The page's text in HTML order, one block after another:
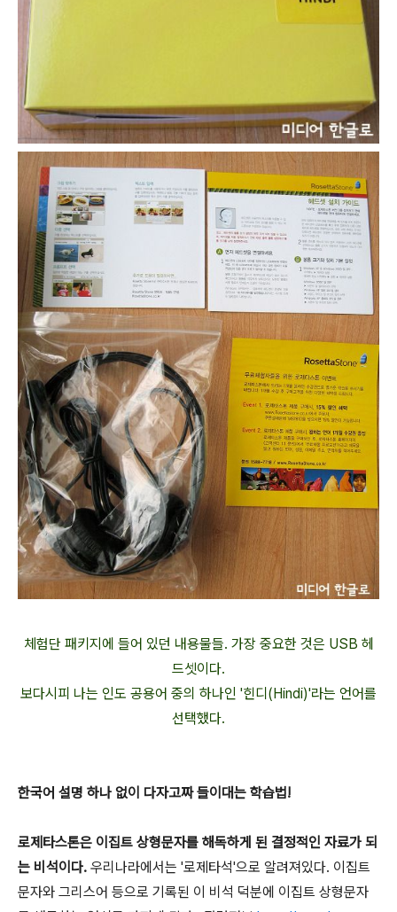
체험단 패키지에 들어 있던 내용물들. 가장 중요한 것은 USB 헤
드셋이다.
보다시피 나는 인도 공용어 중의 하나인 '힌디(Hindi)'라는 언어를
선택했다.
한국어 설명 하나 없이 다자고짜 들이대는 학습법!
로제타스톤은 이집트 상형문자를 해독하게 된 결정적인 자료가 되
는 비석이다. 우리나라에서는 '로제타석'으로 알려져있다. 이집트
문자와 그리스어 등으로 기록된 이 비석 덕분에 이집트 상형문자